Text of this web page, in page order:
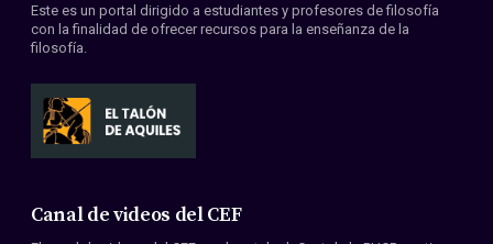
Convenios
Este es un portal dirigido a estudiantes y profesores de filosofía
con la finalidad de ofrecer recursos para la enseñanza de la
filosofía.
Canal de videos del CEF